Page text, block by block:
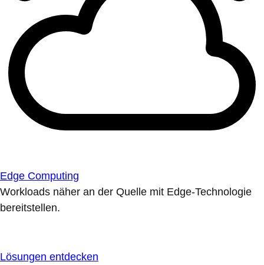
Edge Computing
Workloads näher an der Quelle mit Edge-Technologie
bereitstellen.
Lösungen entdecken